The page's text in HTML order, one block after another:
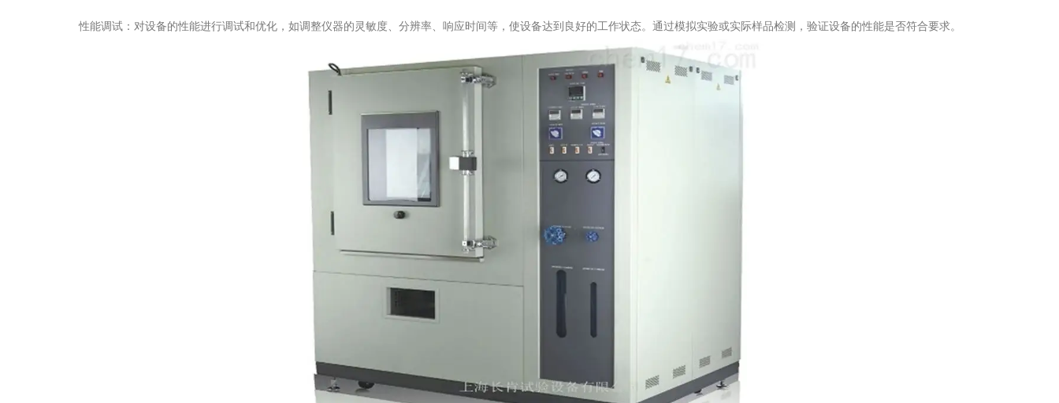
性能调试：对设备的性能进行调试和优化，如调整仪器的灵敏度、分辨率、响应时间等，使设备达到良好的工作状态。通过模拟实验或实际样品检测，验证设备的性能是否符合要求。